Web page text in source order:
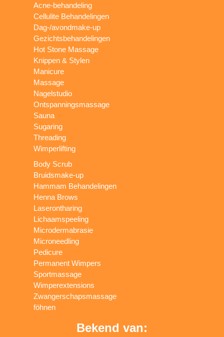
Acne-behandeling
Cellulite Behandelingen
Dag-/avondmake-up
Gezichtsbehandelingen
Hot Stone Massage
Knippen & Stylen
Manicure
Massage
Nagelstudio
Ontspanningsmassage
Sauna
Sugaring
Threading
Wimperlifting
Body Scrub
Bruidsmake-up
Hammam Behandelingen
Henna Brows
Laserontharing
Lichaamspeeling
Microdermabrasie
Microneedling
Pedicure
Permanent Wimpers
Sportmassage
Wimperextensions
Zwangerschapsmassage
föhnen
Bekend van: